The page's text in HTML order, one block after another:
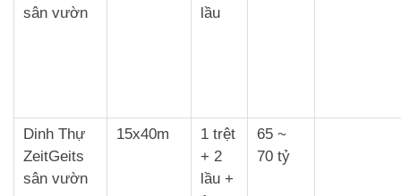
sân vườn
lầu
Dinh Thự
ZeitGeits
sân vườn
15x40m
1 trệt
+ 2
lầu +
65 ~
70 tỷ